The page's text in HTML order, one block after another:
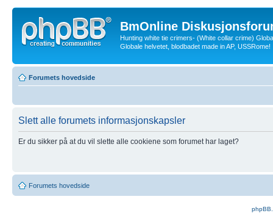
BmOnline
Hunting white tie crimers- (White collar crime)
Globale helvetet, blodbadet made in AP, USSRome!
Forumets hovedside
Slett alle forumets informasjonskapsler
Er du sikker på at du vil slette alle cookiene som forumet har laget?
Forumets hovedside